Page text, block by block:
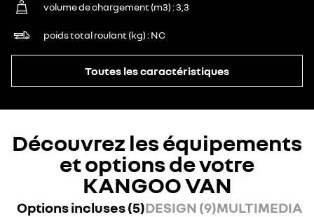
volume de chargement (m3) 3,3
poids total roulant (kg) NC
Toutes les caractéristiques
Découvrez les équipements
et options de votre
KANGOO VAN
Options incluses (5)DESIGN (9)MULTIMEDIA